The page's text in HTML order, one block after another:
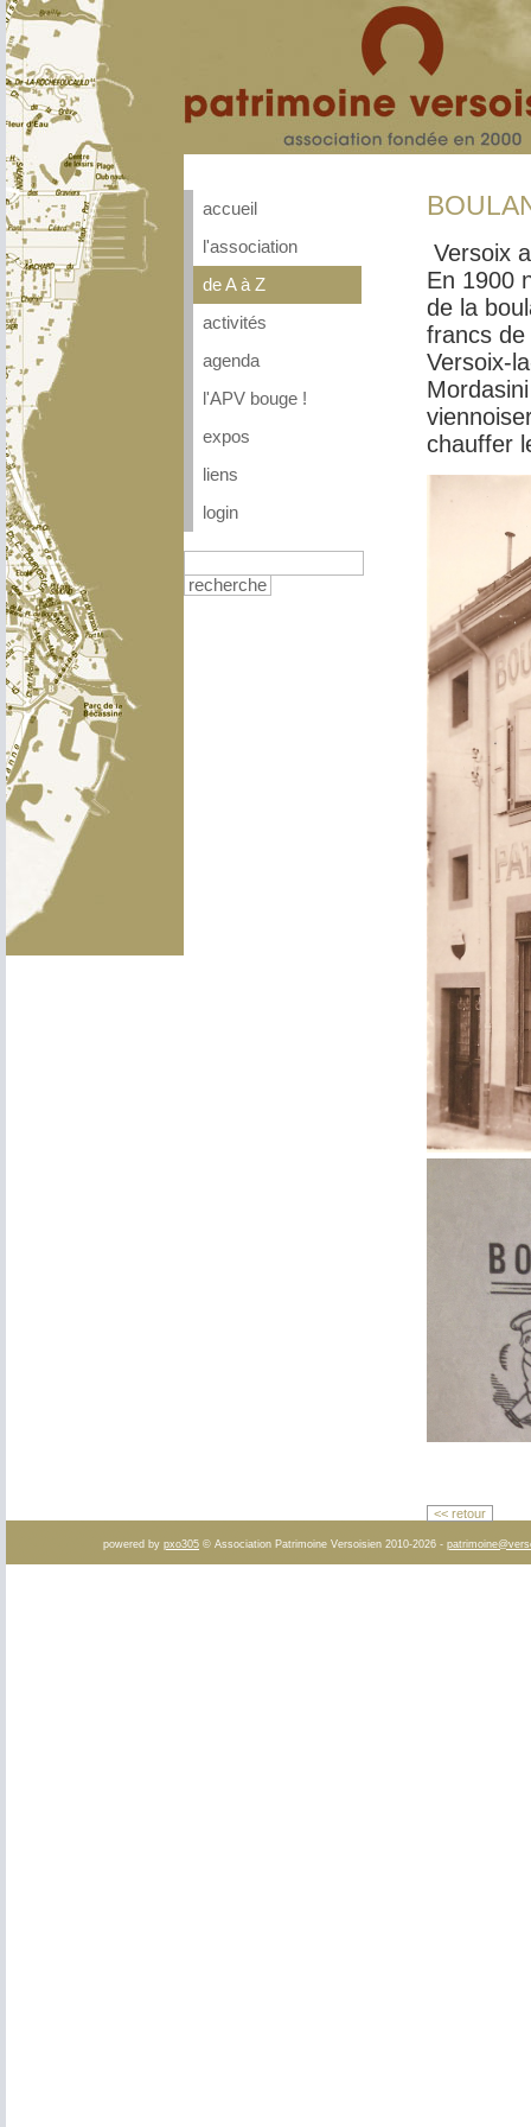
accueil
l'association
de A à Z
activités
agenda
l'APV bouge !
expos
liens
login
recherche
Versoix
En 1900
de la
francs de
Versoix-
chauffer
<< retour
powered by pxo305 © Association Patrimoine Versoisien 2010-2026 -